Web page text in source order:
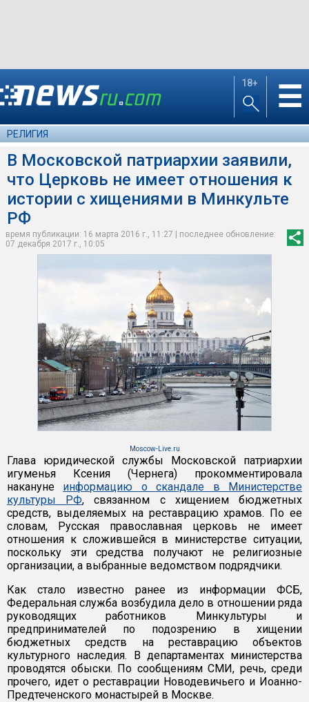
18+ ☰
РЕЛИГИЯ
В Московской патриархии заявили,
что Церковь не имеет отношения к
истории с хищениями в Минкульте
РФ
время публикации: 16 марта 2016 г., 11:27 | последнее обновление:
07 декабря 2017 г., 10:05
Moscow-Live.ru
Глава юридической службы Московской патриархии
игуменья Ксения (Чернега) прокомментировала
накануне информацию о скандале в Министерстве
культуры РФ, связанном с хищением бюджетных
средств, выделяемых на реставрацию храмов. По ее
словам, Русская православная церковь не имеет
отношения к сложившейся в министерстве ситуации,
поскольку эти средства получают не религиозные
организации, а выбранные ведомством подрядчики.
Как стало известно ранее из информации ФСБ,
Федеральная служба возбудила дело в отношении ряда
руководящих работников Минкультуры и
предпринимателей по подозрению в хищении
бюджетных средств на реставрацию объектов
культурного наследия. В департаментах министерства
проводятся обыски. По сообщениям СМИ, речь, среди
прочего, идет о реставрации Новодевичьего и Иоанно-
Предтеченского монастырей в Москве.